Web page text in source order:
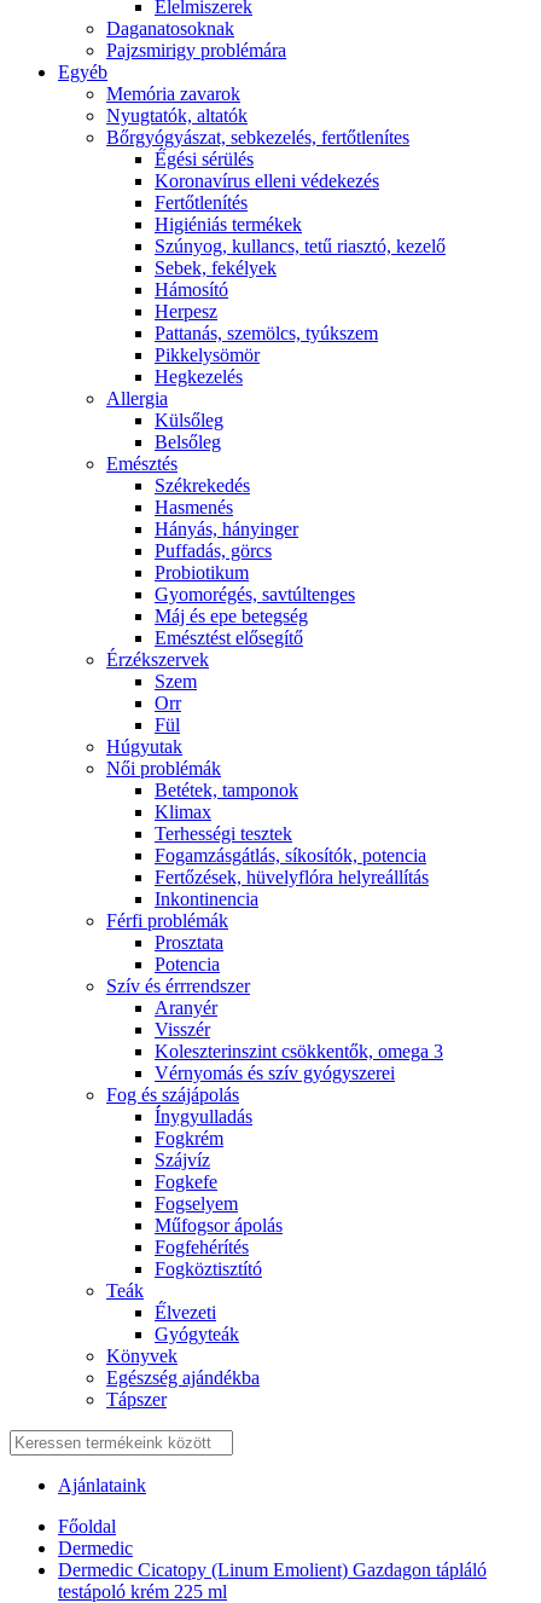
É́lelmiszerek
Daganatosoknak
Pajzsmirigy problémára
Egyéb
Memória zavarok
Nyugtatók, altatók
Bőrgyógyászat, sebkezelés, fertőtlenítes
É́gési sérülés
Koronavírus elleni védekezés
Fertőtlenítés
Higiéniás termékek
Szúnyog, kullancs, tetű riasztó, kezelő
Sebek, fekélyek
Hámosító
Herpesz
Pattanás, szemölcs, tyúkszem
Pikkelysömör
Hegkezelés
Allergia
Külsőleg
Belsőleg
Emésztés
Székrekedés
Hasmenés
Hányás, hányinger
Puffadás, görcs
Probiotikum
Gyomorégés, savtúltenges
Máj és epe betegség
Emésztést elősegítő
Érzékszervek
Szem
Orr
Fül
Húgyutak
Női problémák
Betétek, tamponok
Klimax
Terhességi tesztek
Fogamzásgátlás, síkosítók, potencia
Fertőzések, hüvelyflóra helyreállítás
Inkontinencia
Férfi problémák
Prosztata
Potencia
Szív és érrrendszer
Aranyér
Visszér
Koleszterinszint csökkentők, omega 3
Vérnyomás és szív gyógyszerei
Fog és szájápolás
Í́nygyulladás
Fogkrém
Szájvíz
Fogkefe
Fogselyem
Műfogsor ápolás
Fogfehérítés
Fogköztisztító
Teák
É́lvezeti
Gyógyteák
Könyvek
Egészség ajándékba
Tápszer
Ajánlataink
Főoldal
Dermedic
Dermedic Cicatopy (Linum Emolient) Gazdagon tápláló
testápoló krém 225 ml